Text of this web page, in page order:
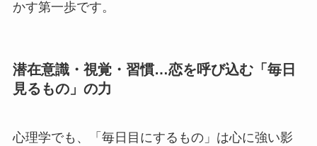
かす第一歩です。
潜在意識・視覚・習慣…恋を呼び込む「毎日
見るもの」の力
心理学でも、「毎日目にするもの」は心に強い影